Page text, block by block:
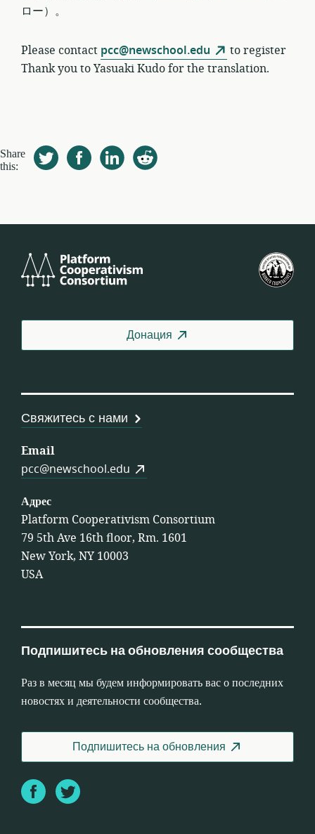
ロー）。
Please contact pcc@newschool.edu
to register
Thank you to Yasuaki Kudo for the translation.
Share
this:
Cooperativism
Донация
Свяжитесь с нами
Email
pcc@newschool.edu
Адрес
Platform Cooperativism Consortium
79 5th Ave 16th floor, Rm. 1601
New York, NY 10003
USA
Подпишитесь на обновления сообщества
Раз в месяц мы будем информировать вас о последних
новостях и деятельности сообщества.
Подпишитесь на обновления
FacebookTwitter